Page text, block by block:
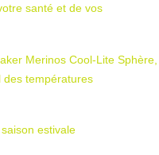
santé et de vos
Merinos Cool-Lite Sphère,
des températures
estivale